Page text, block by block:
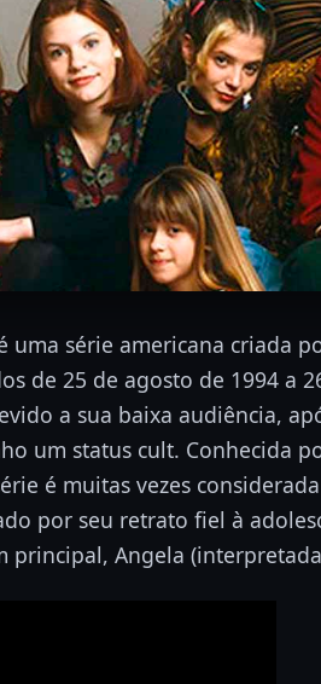
uma série americana criada
de 25 de agosto de 1994 a
a sua baixa audiência,
um status cult. Conhecida
é muitas vezes
por seu retrato fiel à
principal, Angela